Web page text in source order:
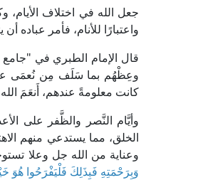
جعل الله في اختلاف الأيام،
واعتبارًا للأنام، فأمر عباده
قال الإمام الطبري في "جامع البيان" (16/ 519، ط. مؤسسة
وعِظْهُم بما سَلَف مِن نُعمَى
كانت معلومةً عندهم، أَنعَمَ الله
وأيَّام النَّصر والظَّفر على
الخلق، مما يستدعي منهم
وعناية من الله جل وعلا
وَبِرَحْمَتِهِ فَبِذَلِكَ فَلْيَفْرَحُوا هُوَ